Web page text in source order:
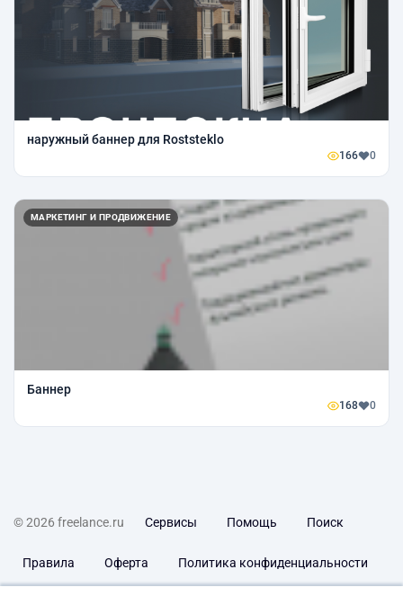
наружный баннер для Roststeklo
166 0
МАРКЕТИНГ И ПРОДВИЖЕНИЕ
Баннер
168 0
© 2026 freelance.ru Сервисы Помощь Поиск
Правила Оферта Политика конфиденциальности